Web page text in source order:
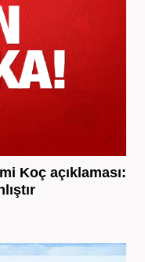
Koç açıklaması: